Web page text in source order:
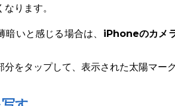
ります。
暗いと感じる場合は、 iPhoneのカメ
をタップして、表示された太陽マー